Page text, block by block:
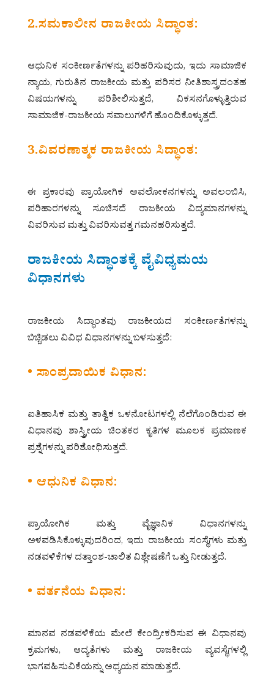
2.ಸಮಕಾಲೀನ ರಾಜಕೀಯ ಸಿದ್ಧಾಂತ:
ಆಧುನಿಕ ಸಂಕೀರ್ಣತೆಗಳನ್ನು ಪರಿಹರಿಸುವುದು, ಇದು ಸಾಮಾಜಿಕ
ನ್ಯಾಯ, ಗುರುತಿನ ರಾಜಕೀಯ ಮತ್ತು ಪರಿಸರ ನೀತಿಶಾಸ್ತ್ರದಂತಹ
ವಿಷಯಗಳನ್ನು ಪರಿಶೀಲಿಸುತ್ತದೆ, ವಿಕಸನಗೊಳ್ಳುತ್ತಿರುವ
ಸಾಮಾಜಿಕ-ರಾಜಕೀಯ ಸವಾಲುಗಳಿಗೆ ಹೊಂದಿಕೊಳ್ಳುತ್ತದೆ.
3.ವಿವರಣಾತ್ಮಕ ರಾಜಕೀಯ ಸಿದ್ಧಾಂತ:
ಈ ಪ್ರಕಾರವು ಪ್ರಾಯೋಗಿಕ ಅವಲೋಕನಗಳನ್ನು ಅವಲಂಬಿಸಿ,
ಪರಿಹಾರಗಳನ್ನು ಸೂಚಿಸದೆ ರಾಜಕೀಯ ವಿದ್ಯಮಾನಗಳನ್ನು
ವಿವರಿಸುವ ಮತ್ತು ವಿವರಿಸುವತ್ತ ಗಮನಹರಿಸುತ್ತದೆ.
ರಾಜಕೀಯ ಸಿದ್ಧಾಂತಕ್ಕೆ ವೈವಿಧ್ಯಮಯ
ವಿಧಾನಗಳು
ರಾಜಕೀಯ ಸಿದ್ಧಾಂತವು ರಾಜಕೀಯದ ಸಂಕೀರ್ಣತೆಗಳನ್ನು
ಬಿಚ್ಚಿಡಲು ವಿವಿಧ ವಿಧಾನಗಳನ್ನು ಬಳಸುತ್ತದೆ:
• ಸಾಂಪ್ರದಾಯಿಕ ವಿಧಾನ:
ಐತಿಹಾಸಿಕ ಮತ್ತು ತಾತ್ವಿಕ ಒಳನೋಟಗಳಲ್ಲಿ ನೆಲೆಗೊಂಡಿರುವ ಈ
ವಿಧಾನವು ಶಾಸ್ತ್ರೀಯ ಚಿಂತಕರ ಕೃತಿಗಳ ಮೂಲಕ ಪ್ರಮಾಣಕ
ಪ್ರಶ್ನೆಗಳನ್ನು ಪರಿಶೋಧಿಸುತ್ತದೆ.
• ಆಧುನಿಕ ವಿಧಾನ:
ಪ್ರಾಯೋಗಿಕ ಮತ್ತು ವೈಜ್ಞಾನಿಕ ವಿಧಾನಗಳನ್ನು
ಅಳವಡಿಸಿಕೊಳ್ಳುವುದರಿಂದ, ಇದು ರಾಜಕೀಯ ಸಂಸ್ಥೆಗಳು ಮತ್ತು
ನಡವಳಿಕೆಗಳ ದತ್ತಾಂಶ-ಚಾಲಿತ ವಿಶ್ಲೇಷಣೆಗೆ ಒತ್ತು ನೀಡುತ್ತದೆ.
• ವರ್ತನೆಯ ವಿಧಾನ:
ಮಾನವ ನಡವಳಿಕೆಯ ಮೇಲೆ ಕೇಂದ್ರೀಕರಿಸುವ ಈ ವಿಧಾನವು
ಕ್ರಮಗಳು, ಆದ್ಯತೆಗಳು ಮತ್ತು ರಾಜಕೀಯ ವ್ಯವಸ್ಥೆಗಳಲ್ಲಿ
ಭಾಗವಹಿಸುವಿಕೆಯನ್ನು ಅಧ್ಯಯನ ಮಾಡುತ್ತದೆ.